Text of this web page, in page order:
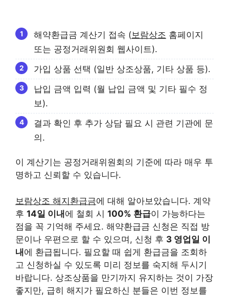
해약환급금 계산기 접속 (보람상조 홈페이지
또는 공정거래위원회 웹사이트).
가입 상품 선택 (일반 상조상품, 기타 상품 등).
납입 금액 입력 (월 납입 금액 및 기타 필수 정
보).
결과 확인 후 추가 상담 필요 시 관련 기관에 문
의.
이 계산기는 공정거래위원회의 기준에 따라 매우 투
명하고 신뢰할 수 있습니다.
보람상조 해지환급금에 대해 알아보았습니다. 계약
후 14일 이내에 철회 시 100% 환급이 가능하다는
점을 꼭 기억해 주세요. 해약환급금 신청은 직접 방
문이나 우편으로 할 수 있으며, 신청 후 3 영업일 이
내에 환급됩니다. 필요할 때 쉽게 환급금을 조회하
고 신청하실 수 있도록 미리 정보를 숙지해 두시기
바랍니다. 상조상품을 만기까지 유지하는 것이 가장
좋지만, 급히 해지가 필요하신 분들은 이번 정보를